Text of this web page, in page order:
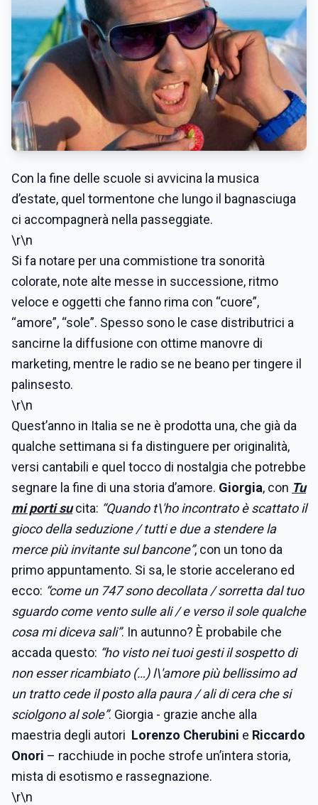
Con la fine delle scuole si avvicina la musica
d’estate, quel tormentone che lungo il bagnasciuga
ci accompagnerà nella passeggiate.
\r\n
Si fa notare per una commistione tra sonorità
colorate, note alte messe in successione, ritmo
veloce e oggetti che fanno rima con “cuore”,
“amore”, “sole”. Spesso sono le case distributrici a
sancirne la diffusione con ottime manovre di
marketing, mentre le radio se ne beano per tingere il
palinsesto.
\r\n
Quest’anno in Italia se ne è prodotta una, che già da
qualche settimana si fa distinguere per originalità,
versi cantabili e quel tocco di nostalgia che potrebbe
segnare la fine di una storia d’amore. Giorgia, con Tu
mi porti sucita: “Quando t\'ho incontrato è scattato il
gioco della seduzione / tutti e due a stendere la
merce più invitante sul bancone”, con un tono da
primo appuntamento. Si sa, le storie accelerano ed
ecco: “come un 747 sono decollata / sorretta dal tuo
sguardo come vento sulle ali / e verso il sole qualche
cosa mi diceva sali”. In autunno? È probabile che
accada questo: “ho visto nei tuoi gesti il sospetto di
non esser ricambiato (…) l\'amore più bellissimo ad
un tratto cede il posto alla paura / ali di cera che si
sciolgono al sole”. Giorgia - grazie anche alla
maestria degli autori Lorenzo Cherubini e Riccardo
Onori – racchiude in poche strofe un’intera storia,
mista di esotismo e rassegnazione.
\r\n